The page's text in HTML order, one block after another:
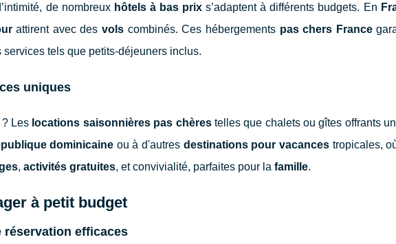
de nombreux hôtels à bas prix s’adaptent à différents budgets. En
attirent avec des vols combinés. Ces hébergements pas chers France
tels que petits-déjeuners inclus.
uniques
? Les locations saisonnières pas chèrestelles que chalets ou gîtes offrants
dominicaine ou à d'autres destinations pour vacancestropicales,
, activités gratuites, et convivialité, parfaites pour la famille.
à petit budget
efficaces